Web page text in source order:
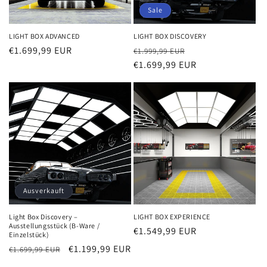
LIGHT BOX ADVANCED
Normaler
€1.699,99 EUR
Sale
LIGHT BOX DISCOVERY
Normaler
Preis
€1.999,99 EUR
€1.699,99 EUR
Ausverkauft
Light Box Discovery –
Ausstellungsstück (B-Ware /
Einzelstück)
Normaler
€1.699,99 EUR Verkaufspreis
€1.199,99 EUR
LIGHT BOX EXPERIENCE
Normaler
€1.549,99 EUR